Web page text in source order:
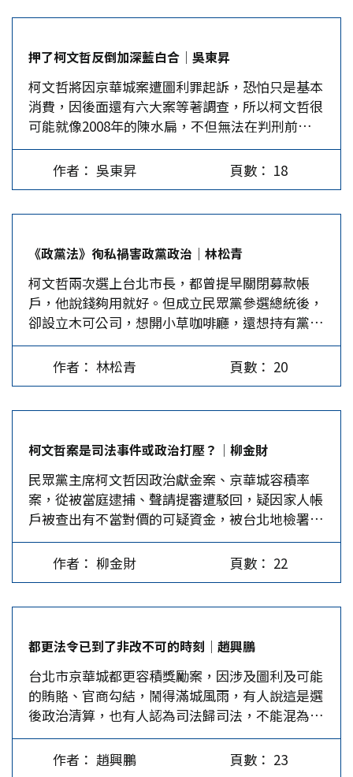
9月11日前秘書長謝立功在臉書主張柯文哲應該
「認罪協商」，就是希望民眾黨與柯做適度切割，
但隨即引發黨內批判，部分小草更呼籲黨部開除謝
立功，顯然選擇與柯文哲站在一起的，還是目前黨
內主流，如同民眾黨台中市黨部主委江和樹所說
「如果認罪，我們就完了，如果柯文哲有了（圖利
或收賄），我們會崩潰」。 民意基金會及TVBS最
新民調都顯示，民眾黨支持度有所下降，但並未迅
大營盤」文章表示，「年輕人，25至34歲支持度大
跌，竟落後民進黨；35至44歲掉到比國民黨少，更
不用說比民進黨更少。再來中產階級白領、軍公教
支持度敬陪三黨之末，最後大學以上輸民進黨，只
和國民黨打平」，顯然民眾黨支持者中原來鐵板一
塊的年輕人、中產階級與高學歷支持者正在鬆動。
民眾黨未來發展，將和柯文哲各項司法案件發展息
息相關。…
沒支持他。 姑且不論未投票給柯的選民是基於什
麼原因不支持他，總之，他們就是不喜歡他，甚至
其中還有一部分人對他恨之入骨。正所謂愛之欲其
生，恨之欲其死。尤其一部分國民黨提名人侯友宜
的支持者，對柯在大選時的反覆極為痛恨，現看到
他深陷弊案、身陷囹圄，內心會有一種說不出的快
感。民進黨方面其實也不遑多讓，這不光是柯今年
初曾嚴重威脅到賴清德的選情，而且柯與侯之間若
旗反綠旗」、背骨行為的痛恨。所以越是深綠的選
民，越希望看到柯在此次事件中被打爛、打趴，從
此自政壇消失。…
押了柯文哲反倒加深藍白合│吳東昇
柯文哲將因京華城案遭圖利罪起訴，恐怕只是基本
消費，因後面還有六大案等著調查，所以柯文哲很
可能就像2008年的陳水扁，不但無法在判刑前交
保，甚至要被關了數年後才可能重獲自由，政治生
命等同宣告結束。而接下來的重點，就是俗稱小草
的柯文哲支持者會走向何方？ 綠營非除柯文哲不
違。當柯文哲人設崩塌後，小草分成兩大類，第一
類即使幡然醒悟，知道被柯文哲騙了，也未必會全
部回流民進黨，這一部分藍綠大概三七分。第二類
就是到現在還鐵板一塊、力挺柯文哲到底的小草，
這部分大約有10%，而這一部分，恐怕會把反民進
黨、反賴清德，當成未來幾年的投票意向。 不要
忘了，陳水扁即使在2008年入獄，但泛綠陣營直到
今年選舉依然在爭取扁迷的選票。這也是為什麼柯
水扁支持者的選票。2023年11月23日，剛獲提名
的陳昭姿立刻釋出柯文哲承諾她，在當選總統後會
特赦陳水扁的訊息，為的就是昭告扁迷集中選票投
給柯文哲。所以看在民進黨眼裡，擅於政治操作的
柯文哲當然是非除不可 ! …
作者： 吳東昇 頁數： 18
《政黨法》徇私禍害政黨政治│林松青
柯文哲兩次選上台北市長，都曾提早關閉募款帳
戶，他說錢夠用就好。但成立民眾黨參選總統後，
卻設立木可公司，想開小草咖啡廳，還想持有黨產
經營事業。毫無節制的選舉花費會破壞民主公平競
爭，落入金權政治和政商勾結的無底深淵；一旦拿
了人家的錢（政治獻金），以後就很難執政了。這
選。政黨是集合有志一同者合力實踐政治抱負，必
須有信念（政見）、組織和經費。政治事業一向財
散人聚，錢和人才是政黨活動的原動力。 現行
《政黨法》規定黨不得經營或投資營利事業，錢從
何來？靠政府給的政黨競選補助金不夠開銷，募款
籌錢是拿人錢財，以後能不為人消災嗎？那不就很
難執政了嗎？尤其企業商家捐款，只有部分會反映
在政治獻金申報名冊內，在監察院公開查閱的平台
黨內即傳出「民進黨有國營事業，國民黨以前有黨
產，民眾黨也應發展自己的事業。」這才有4,300
萬買商辦、小草咖啡廳等政爭遺緒。 《政黨法》
旨在打壓在野黨…
作者： 林松青 頁數： 20
柯文哲案是司法事件或政治打壓？│柳金財
民眾黨主席柯文哲因政治獻金案、京華城容積率
案，從被當庭逮捕、聲請提審遭駁回，疑因家人帳
戶被查出有不當對價的可疑資金，被台北地檢署以
涉嫌違背職務圖利、收賄罪嫌重大，且有串證、滅
證之虞，向法院聲請羈押禁見。同時，台北市前副
市長彭振聲也被依同樣理由聲押禁見，創下台灣司
哲違反偵查不公開等，並舉辦多場活動聲援柯文
哲，譴責賴清德運用公權力介入，以排除政治異己
及競爭對手，影響台灣民主發展。 有論者以為，
賴清德已經是最大贏家，不應運用司法手段肅清異
己及競爭對手，以免遭人懷疑是以司法貪腐訴訟掩
蓋權力鬥爭的本質。也有論者以為，賴在反貪腐上
尊重檢方偵辦，不問政黨，只要有證據都偵辦，營
作者： 柳金財 頁數： 22
都更法令已到了非改不可的時刻│趙興鵬
台北市京華城都更容積獎勵案，因涉及圖利及可能
的賄賂、官商勾結，鬧得滿城風雨，有人說這是選
後政治清算，也有人認為司法歸司法，不能混為一
談。各方說的都有理，但一碗水要端得平，不然就
會漏出撒得到處都是，例如高雄國賓案的1142倍容
作者： 趙興鵬 頁數： 23